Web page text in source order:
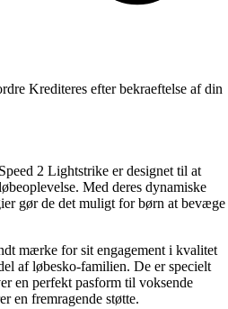
Krediteres efter bekraeftelse af din
2 Lightstrike er designet til at
Med deres dynamiske
gør de det muligt for børn at bevæge
mærke for sit engagement i kvalitet
af løbesko-familien. De er specielt
en perfekt pasform til voksende
en fremragende støtte.